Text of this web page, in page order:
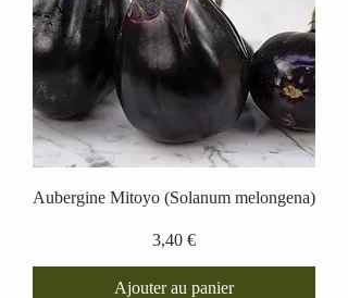
Aubergine Mitoyo (Solanum melongena)
Prix
3,40 €
Ajouter au panier